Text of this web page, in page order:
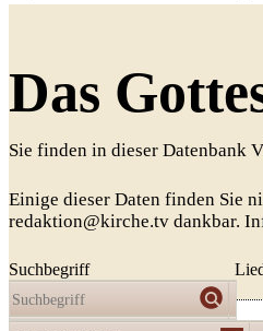
Das
Sie finden in dieser Datenbank
Einige dieser Daten finden Sie
redaktion@kirche.tv dankbar.
Suchbegriff
Die Auswahlergab521Treffer: